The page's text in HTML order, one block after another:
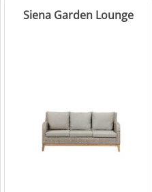
Siena Garden Lounge